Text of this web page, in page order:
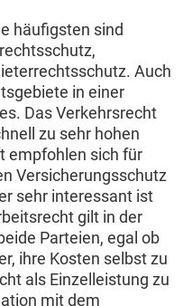
häufigsten sind
Auch
in einer
Das Verkehrsrecht
zu sehr hohen
empfohlen sich für
Versicherungsschutz
sehr interessant ist
gilt in der
Parteien, egal ob
ihre Kosten selbst zu
als Einzelleistung zu
mit dem